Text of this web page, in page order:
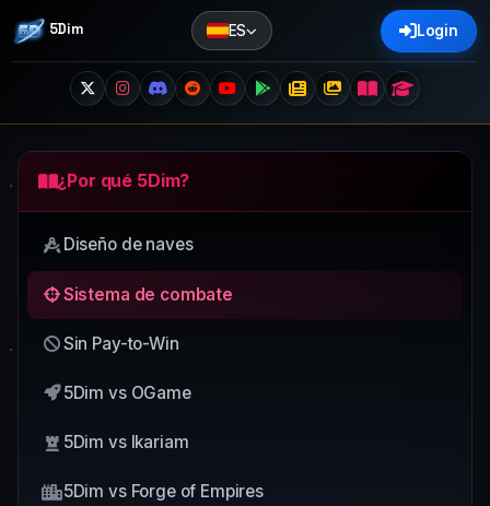
5Dim ES Login
¿Por qué 5Dim?
Diseño de naves
Sistema de combate
Sin Pay-to-Win
5Dim vs OGame
5Dim vs Ikariam
5Dim vs Forge of Empires